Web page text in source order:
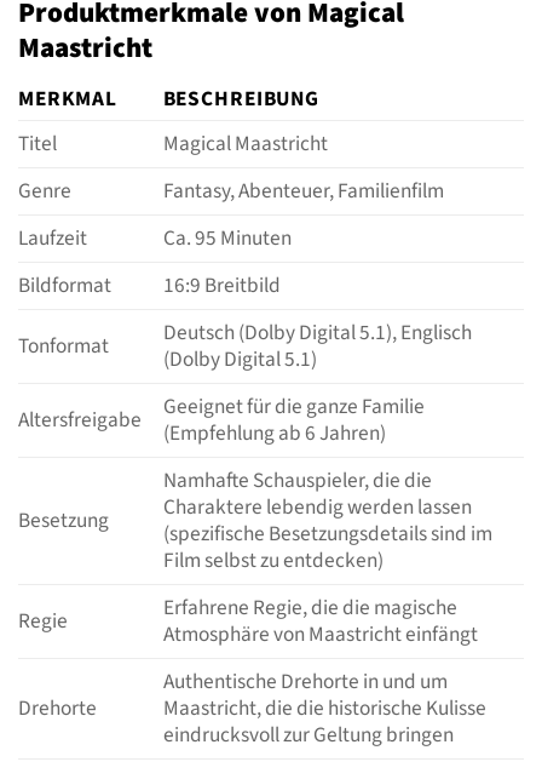
Produktmerkmale von Magical
Maastricht
MERKMAL
BESCHREIBUNG
Titel
Magical Maastricht
Genre
Fantasy, Abenteuer, Familienfilm
Laufzeit
Ca. 95 Minuten
Bildformat
16:9 Breitbild
Tonformat
Deutsch (Dolby Digital 5.1), Englisch
(Dolby Digital 5.1)
Altersfreigabe
Geeignet für die ganze Familie
(Empfehlung ab 6 Jahren)
Besetzung
Namhafte Schauspieler, die die
Charaktere lebendig werden lassen
(spezifische Besetzungsdetails sind im
Film selbst zu entdecken)
Regie
Erfahrene Regie, die die magische
Atmosphäre von Maastricht einfängt
Drehorte
Authentische Drehorte in und um
Maastricht, die die historische Kulisse
eindrucksvoll zur Geltung bringen